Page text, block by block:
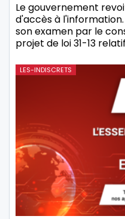
Le gouvernement
d'accès à
son examen par le
projet de loi 31-13
LES-INDISCRETS